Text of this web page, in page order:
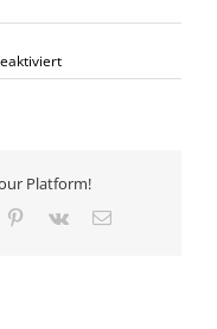
für
Glühweinplausch
Platform!
Pinterest
Vk
E-